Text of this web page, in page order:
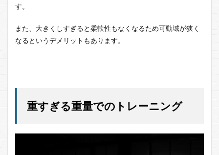
す。
また、大きくしすぎると柔軟性もなくなるため可動域が狭く
なるというデメリットもあります。
重すぎる重量でのトレーニング